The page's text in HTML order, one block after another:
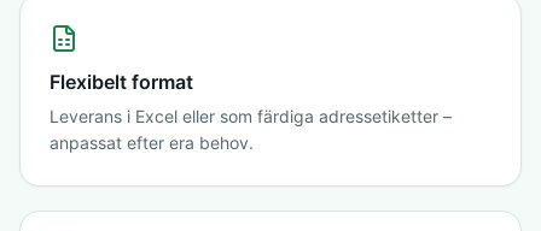
Flexibelt format
Leverans i Excel eller som färdiga adressetiketter –
anpassat efter era behov.